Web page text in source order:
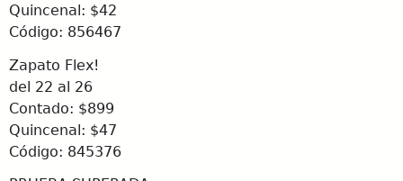
Quincenal: $42
Código: 856467
Zapato Flex!
del 22 al 26
Contado: $899
Quincenal: $47
Código: 845376